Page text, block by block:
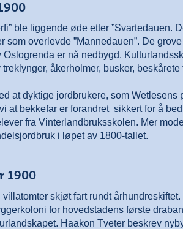
ble liggende øde etter ”Svartedauen.
som overlevde ”Mannedauen”. De
er nå nedbygd.
treklynger, åkerholmer, busker,
at dyktige jordbrukere, som
at bekkefar er forandret ­ sikkert for å
fra Vinterlandbruksskolen. Mer
i løpet av 1800-tallet.
1900
skjøt fart rundt
for hovedstadens første
Haakon Tveter beskrev